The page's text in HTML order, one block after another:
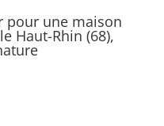
pour une maison
Haut-Rhin (68),